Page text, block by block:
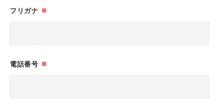
フリガナ ※
電話番号 ※